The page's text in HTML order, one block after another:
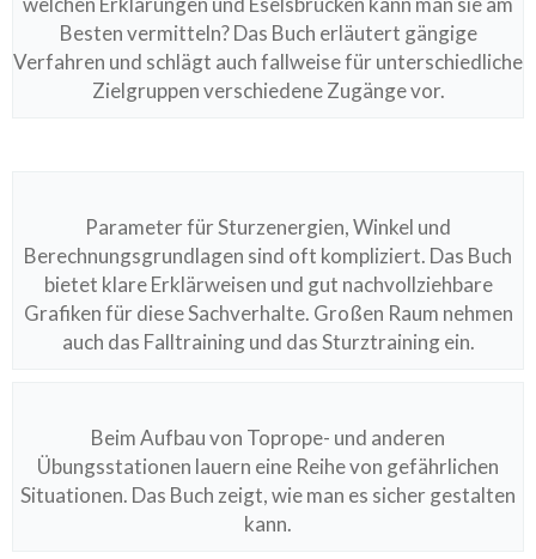
Besten vermitteln? Das Buch erläutert gängige
Verfahren und schlägt auch fallweise für unterschiedliche
Zielgruppen verschiedene Zugänge vor.
Parameter für Sturzenergien, Winkel und
Berechnungsgrundlagen sind oft kompliziert. Das Buch
bietet klare Erklärweisen und gut nachvollziehbare
Grafiken für diese Sachverhalte. Großen Raum nehmen
auch das Falltraining und das Sturztraining ein.
Beim Aufbau von Toprope- und anderen
Übungsstationen lauern eine Reihe von gefährlichen
Situationen. Das Buch zeigt, wie man es sicher gestalten
kann.